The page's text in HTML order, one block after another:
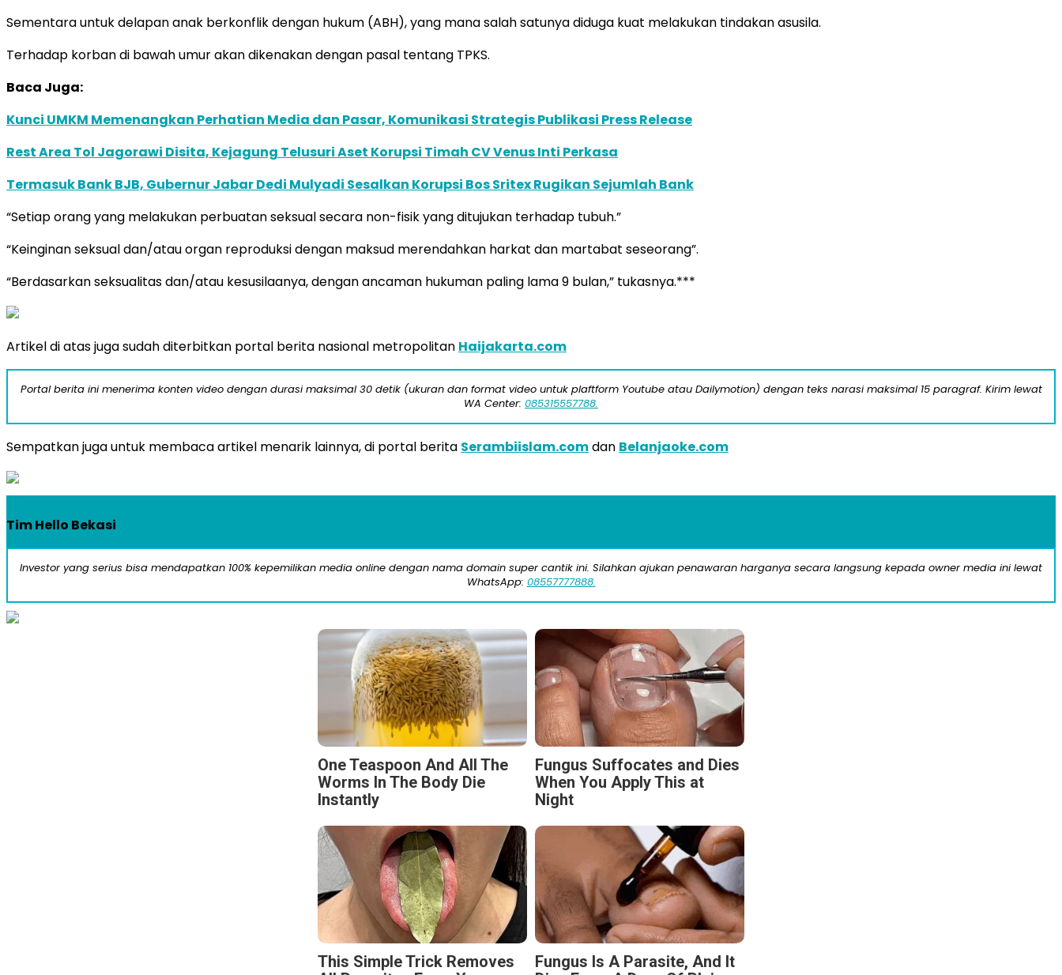
Sementara untuk delapan anak berkonflik dengan hukum (ABH), yang mana salah satunya diduga kuat melakukan tindakan asusila.
Terhadap korban di bawah umur akan dikenakan dengan pasal tentang TPKS.
Baca Juga:
Kunci UMKM Memenangkan Perhatian Media dan Pasar, Komunikasi Strategis Publikasi Press Release
Rest Area Tol Jagorawi Disita, Kejagung Telusuri Aset Korupsi Timah CV Venus Inti Perkasa
Termasuk Bank BJB, Gubernur Jabar Dedi Mulyadi Sesalkan Korupsi Bos Sritex Rugikan Sejumlah Bank
“Setiap orang yang melakukan perbuatan seksual secara non-fisik yang ditujukan terhadap tubuh.”
“Keinginan seksual dan/atau organ reproduksi dengan maksud merendahkan harkat dan martabat seseorang”.
“Berdasarkan seksualitas dan/atau kesusilaanya, dengan ancaman hukuman paling lama 9 bulan,” tukasnya.***
Artikel di atas juga sudah diterbitkan portal berita nasional metropolitan Haijakarta.com
Portal berita ini menerima konten video dengan durasi maksimal 30 detik (ukuran dan format video untuk plaftform Youtube atau Dailymotion) dengan teks narasi maksimal 15 paragraf. Kirim lewat
WA Center: 085315557788.
Sempatkan juga untuk membaca artikel menarik lainnya, di portal berita Serambiislam.comdan Belanjaoke.com
Tim Hello Bekasi
Investor yang serius bisa mendapatkan 100% kepemilikan media online dengan nama domain super cantik ini. Silahkan ajukan penawaran harganya secara langsung kepada owner media ini lewat
WhatsApp: 08557777888.
One Teaspoon And All The
Worms In The Body Die
Instantly
Fungus Suffocates and Dies
When You Apply This at
Night
This Simple Trick Removes
Fungus Is A Parasite, And It